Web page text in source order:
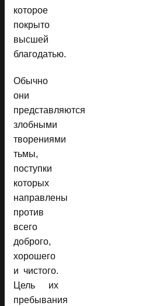
которое
покрыто
высшей
благодатью.
Обычно
они
представляются
злобными
творениями
тьмы,
поступки
которых
направлены
против
всего
доброго,
хорошего
и чистого.
Цель их
пребывания